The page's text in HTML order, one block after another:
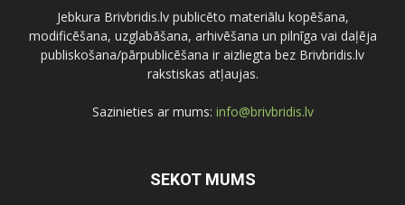
Jebkura Brivbridis.lv publicēto materiālu kopēšana,
modificēšana, uzglabāšana, arhivēšana un pilnīga vai daļēja
publiskošana/pārpublicēšana ir aizliegta bez Brivbridis.lv
rakstiskas atļaujas.
Sazinieties ar mums: info@brivbridis.lv
SEKOT MUMS